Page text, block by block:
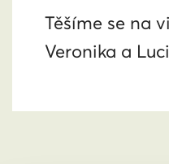
Těšíme se na
Veronika a